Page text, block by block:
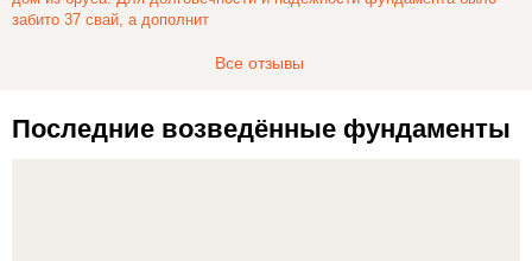
Все отзывы
Последние возведённые фундаменты